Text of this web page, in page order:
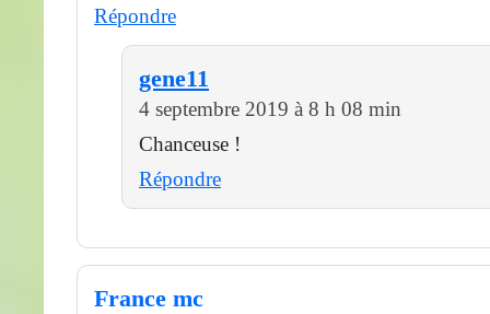
Répondre
gene11
4 septembre 2019 à 8 h 08 min
Chanceuse !
Répondre
France mc